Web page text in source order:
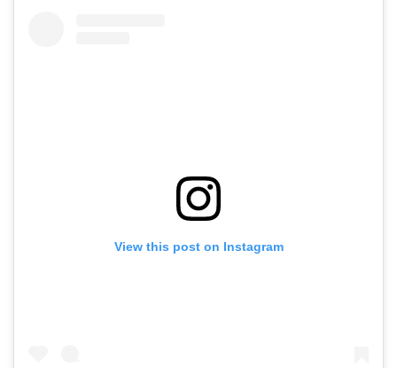
View this post on Instagram